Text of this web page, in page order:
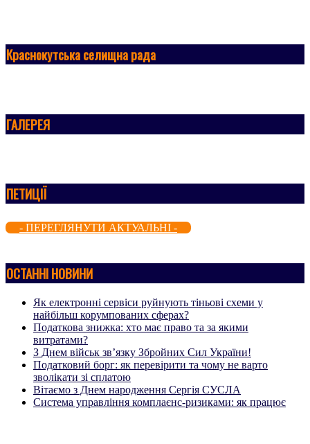
Краснокутська селищна рада
ГАЛЕРЕЯ
ПЕТИЦІЇ
- ПЕРЕГЛЯНУТИ АКТУАЛЬНІ -
ОСТАННІ НОВИНИ
Як електронні сервіси руйнують тіньові схеми у
найбільш корумпованих сферах?
Податкова знижка: хто має право та за якими
витратами?
З Днем військ зв’язку Збройних Сил України!
Податковий борг: як перевірити та чому не варто
зволікати зі сплатою
Вітаємо з Днем народження Сергія СУСЛА
Система управління комплаєнс-ризиками: як працює